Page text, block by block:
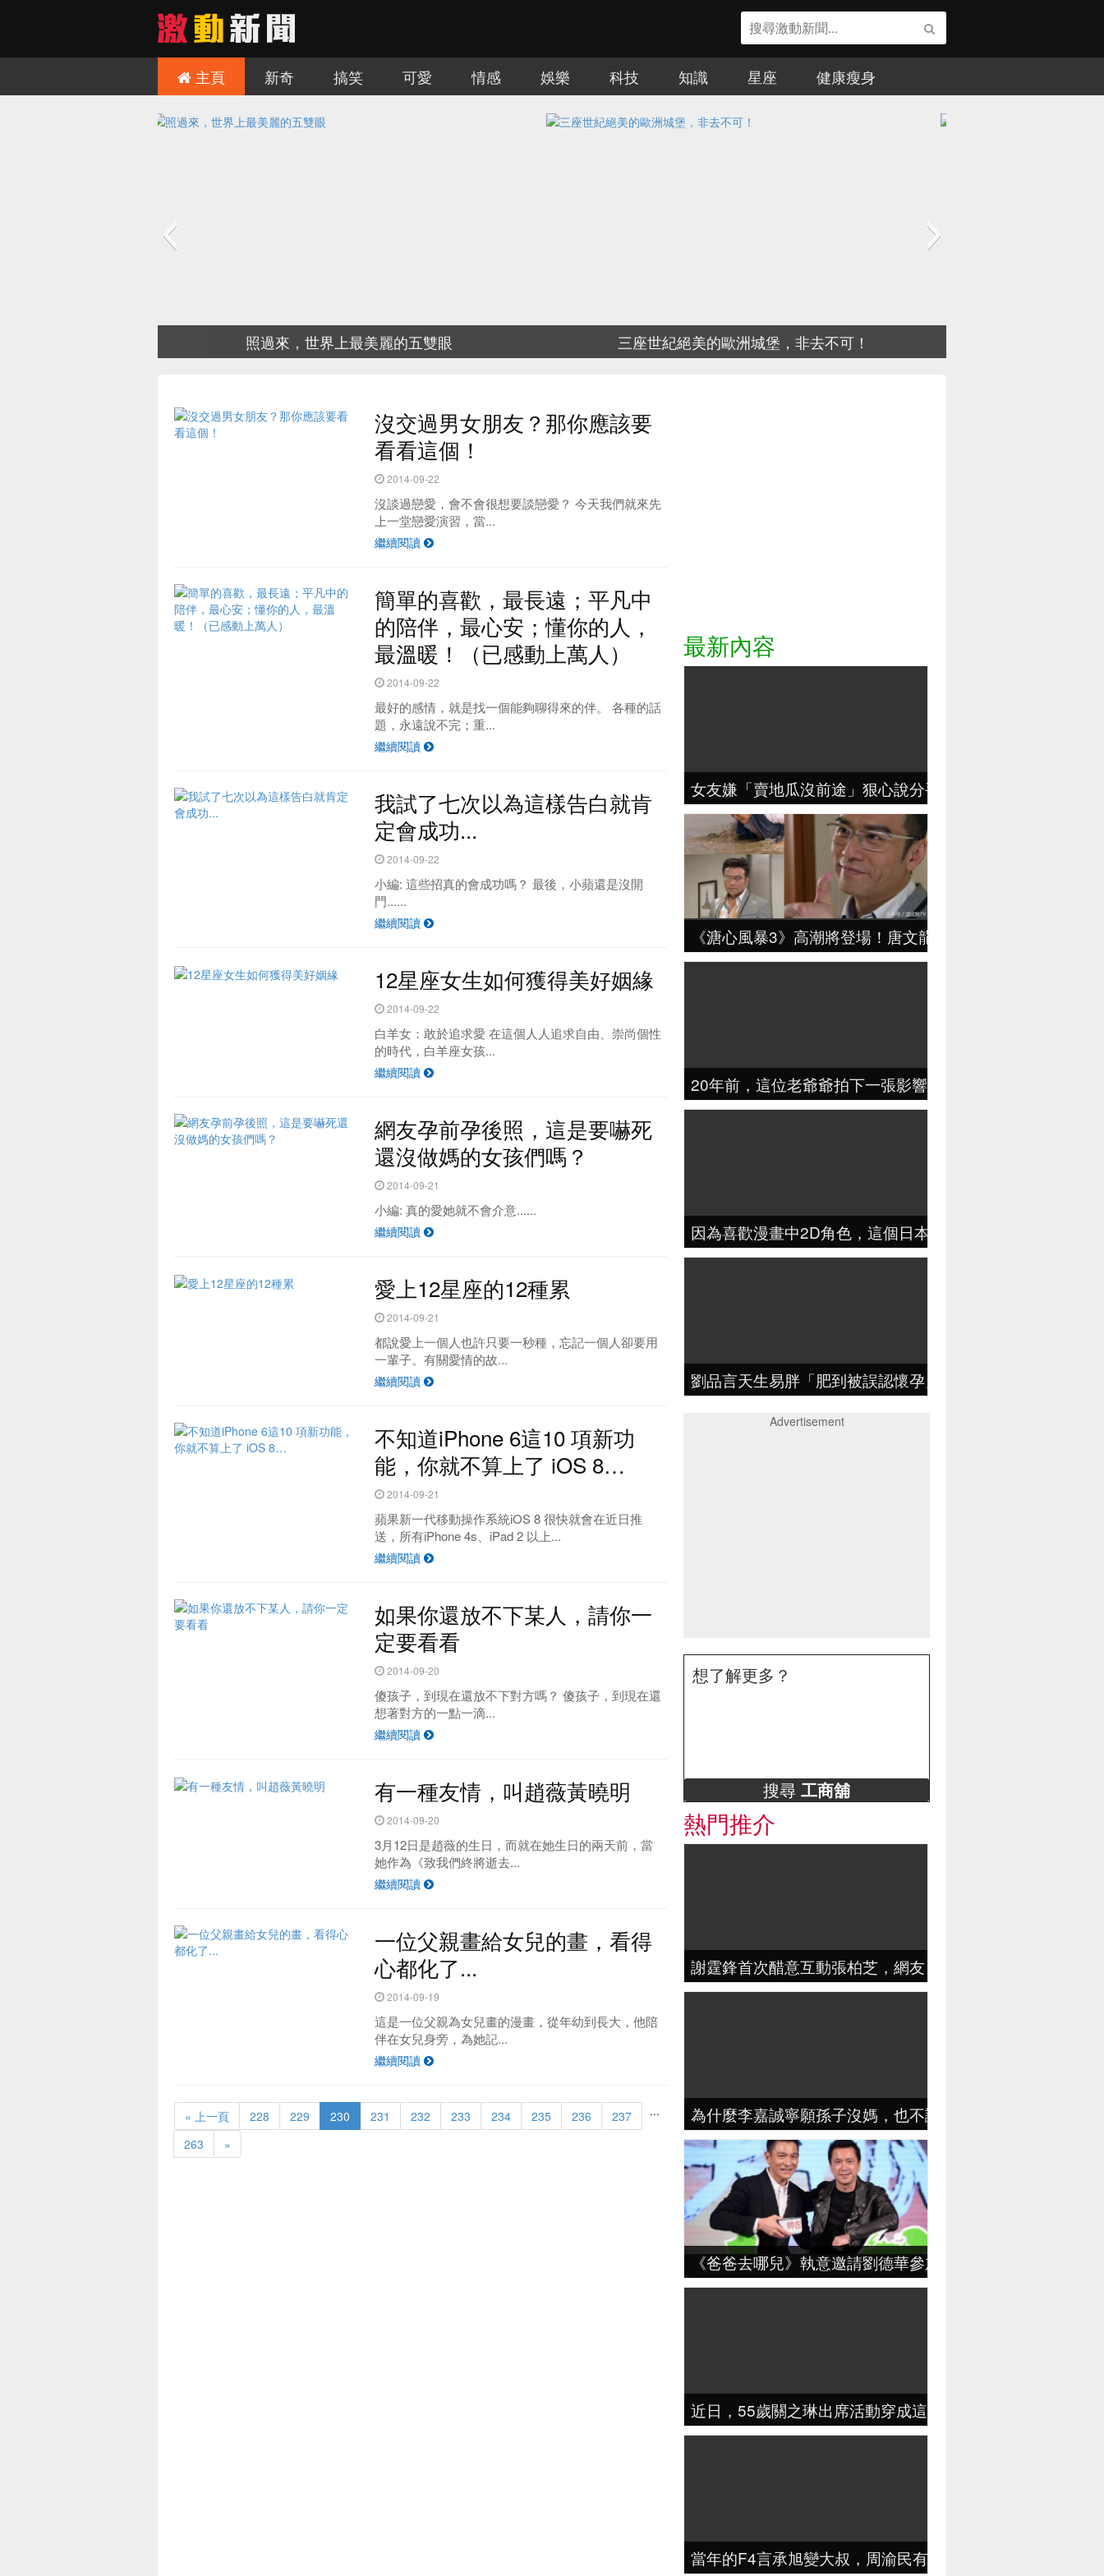
主頁 新奇 搞笑 可愛 情感 娛樂 科技 知識 星座 健康瘦身
慎入！讓人難毛骨悚然的三個旅遊景點 五位世界上最富有的男星，第一名是...
台灣最夯的野餐地點 原來是這！？ 驚悚！5部改編自真實事件的恐怖片
沒交過男女朋友？那你應該要
看看這個！
2014-09-22
沒談過戀愛，會不會很想要談戀愛？ 今天我們就來先
上一堂戀愛演習，當...
繼續閱讀
簡單的喜歡，最長遠；平凡中
的陪伴，最心安；懂你的人，
最溫暖！（已感動上萬人）
2014-09-22
最好的感情，就是找一個能夠聊得來的伴。 各種的話
題，永遠說不完；重...
繼續閱讀
我試了七次以為這樣告白就肯
定會成功...
2014-09-22
小編: 這些招真的會成功嗎？ 最後，小蘋還是沒開
門......
繼續閱讀
12星座女生如何獲得美好姻緣
2014-09-22
白羊女：敢於追求愛 在這個人人追求自由、崇尚個性
的時代，白羊座女孩...
繼續閱讀
網友孕前孕後照，這是要嚇死
還沒做媽的女孩們嗎？
2014-09-21
小編: 真的愛她就不會介意......
繼續閱讀
愛上12星座的12種累
2014-09-21
都說愛上一個人也許只要一秒種，忘記一個人卻要用
一輩子。有關愛情的故...
繼續閱讀
不知道iPhone 6這10 項新功
能，你就不算上了 iOS 8…
2014-09-21
蘋果新一代移動操作系統iOS 8 很快就會在近日推
送，所有iPhone 4s、iPad 2 以上...
繼續閱讀
如果你還放不下某人，請你一
定要看看
2014-09-20
傻孩子，到現在還放不下對方嗎？ 傻孩子，到現在還
想著對方的一點一滴...
繼續閱讀
有一種友情，叫趙薇黃曉明
2014-09-20
3月12日是趙薇的生日，而就在她生日的兩天前，當
她作為《致我們終將逝去...
繼續閱讀
一位父親畫給女兒的畫，看得
心都化了...
2014-09-19
這是一位父親為女兒畫的漫畫，從年幼到長大，他陪
伴在女兒身旁，為她記...
繼續閱讀
« 上一頁 228 229 230 231 232 233 234 235 236 237 ...
263 »
最新內容
女友嫌「賣地瓜沒前途」狠心說分手，地瓜哥拼4年翻身「
《溏心風暴3》高潮將登場！唐文龍跟陳敏之偷情是為了報
20年前，這位老爺爺拍下一張影響10億人的照片，如今又
因為喜歡漫畫中2D角色，這個日本妹子對自己臉瘋狂改造
劉品言天生易胖「肥到被誤認懷孕」！8年來「減肥搞錯方
Advertisement
想了解更多？
搜尋 工商舖
熱門推介
謝霆鋒首次醋意互動張柏芝，網友：那麼重視孩子媽？幹嘛
為什麼李嘉誠寧願孫子沒媽，也不讓梁洛施進門？原因出
《爸爸去哪兒》執意邀請劉德華參加，華仔開價 …
近日，55歲關之琳出席活動穿成這樣，網友：眼看衣服就
當年的F4言承旭變大叔，周渝民有妻有女有事業，而他卻